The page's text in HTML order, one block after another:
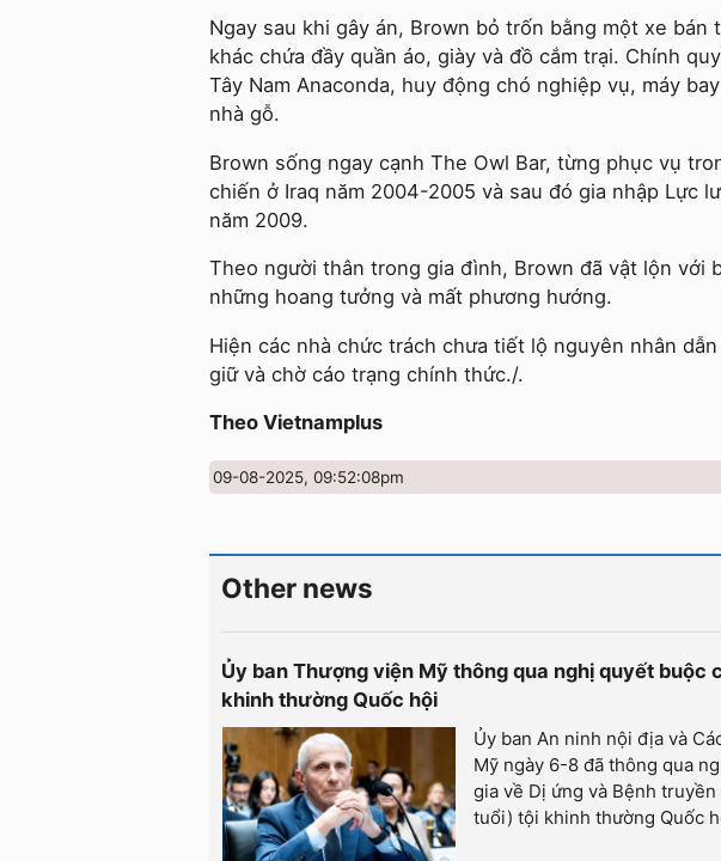
Ngay sau khi gây án, Brown bỏ trốn bằng một xe
khác chứa đầy quần áo, giày và đồ cắm trại. Chính
Tây Nam Anaconda, huy động chó nghiệp vụ, máy
nhà gỗ.
Brown sống ngay cạnh The Owl Bar, từng phục vụ
chiến ở Iraq năm 2004-2005 và sau đó gia nhập Lực
năm 2009.
Theo người thân trong gia đình, Brown đã vật lộn với
những hoang tưởng và mất phương hướng.
Hiện các nhà chức trách chưa tiết lộ nguyên nhân
giữ và chờ cáo trạng chính thức./.
Theo Vietnamplus
09-08-2025, 09:52:08pm
Other news
Ủy ban Thượng viện Mỹ thông qua nghị quyết buộc
khinh thường Quốc hội
Ủy ban An ninh nội địa và
Mỹ ngày 6-8 đã thông qua
gia về Dị ứng và Bệnh
tuổi) tội khinh thường Quốc